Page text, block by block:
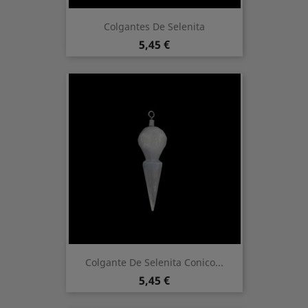
Colgantes De Selenita
Preis
5,45 €
Colgante De Selenita Conico...
Preis
5,45 €